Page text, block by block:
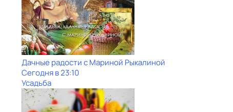
Дачные радости с Мариной Рыкалиной
Сегодня в 23:10
Усадьба